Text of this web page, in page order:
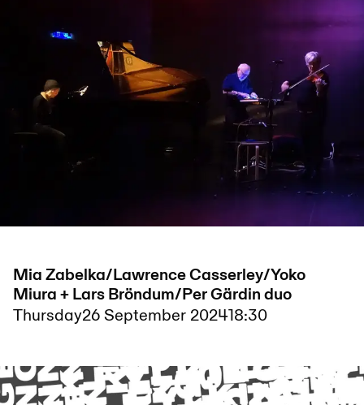
Mia Zabelka/Lawrence Casserley/Yoko
Miura + Lars Bröndum/Per Gärdin duo
Thursday26 September 202418:30